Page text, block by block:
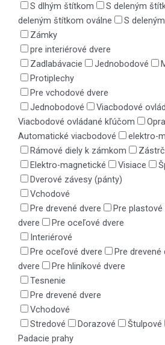
S dlhým štítkom
S deleným
deleným štítkom oválne
S
Zámky
pre interiérové dvere
Zadlabávacie
Jednobodové
Protiplechy
Pre vchodové dvere
Jednobodové
Viacbodové
Viacbodové ovládané kľúčom
Automatické viacbodové
elektro-
Rámové diely k zámkom
Elektro-magnetické
Visiace
Dverové závesy (pánty)
Vchodové
Pre drevené dvere
Pre plastové
dvere
Pre oceľové dvere
Interiérové
Pre oceľové dvere
Pre drevené
dvere
Pre hliníkové dvere
Tesnenie
Pre drevené dvere
Vchodové
Stredové
Dorazové Štulpové
Padacie prahy